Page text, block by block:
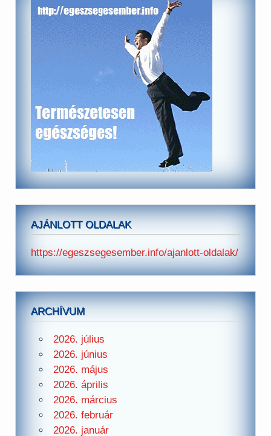
AJÁNLOTT OLDALAK
https://egeszsegesember.info/ajanlott-oldalak/
ARCHÍVUM
2026. július
2026. június
2026. május
2026. április
2026. március
2026. február
2026. január